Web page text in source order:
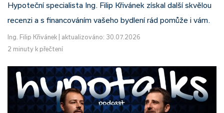
Hypoteční specialista Ing. Filip Křivánek získal další skvělou
recenzi a s financováním vašeho bydlení rád pomůže i vám.
Ing. Filip Křivánek
aktualizováno: 30.07.2026
2 minuty k přečtení